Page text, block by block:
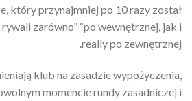
który przynajmniej po 10 razy został
zarówno” “po wewnętrznej, jak i
really po zewnętrznej.
klub na zasadzie wypożyczenia,
momencie rundy zasadniczej i